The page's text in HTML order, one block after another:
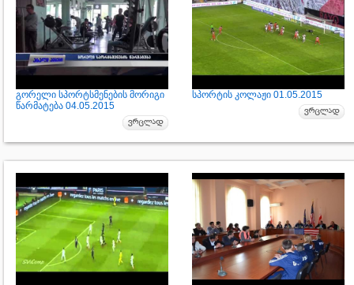
გორელი სპორტსმენების მორიგი
წარმატება 04.05.2015
სპორტის კოლაჟი 01.05.2015